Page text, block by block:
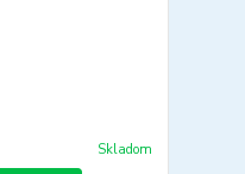
Skladom